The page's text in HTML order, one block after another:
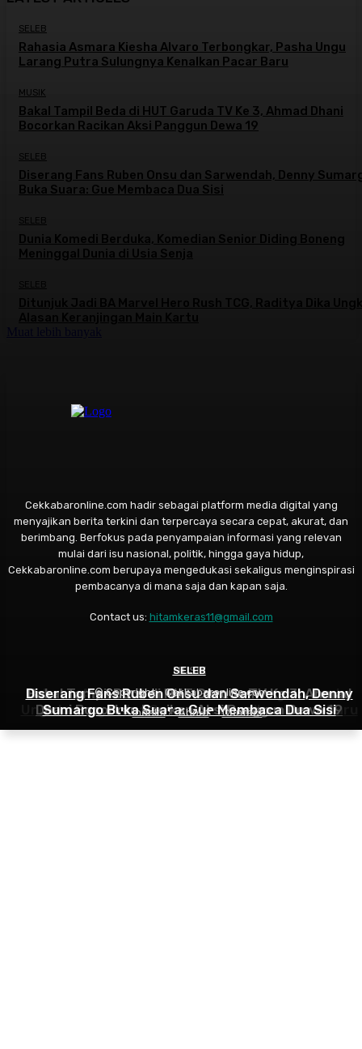
SELEB
Rahasia Asmara Kiesha Alvaro Terbongkar, Pasha
Ungu Larang Putra Sulungnya Kenalkan Pacar Baru
MUSIK
Bakal Tampil Beda di HUT Garuda TV Ke 3, Ahmad
Dhani Bocorkan Racikan Aksi Panggun Dewa 19
SELEB
Diserang Fans Ruben Onsu dan Sarwendah, Denny
Sumargo Buka Suara: Gue Membaca Dua Sisi
SELEB
Rahasia Asmara Kiesha Alvaro Terbongkar, Pasha Ungu
Larang Putra Sulungnya Kenalkan Pacar Baru
MUSIK
Bakal Tampil Beda di HUT Garuda TV Ke 3, Ahmad Dhani
Bocorkan Racikan Aksi Panggun Dewa 19
SELEB
Diserang Fans Ruben Onsu dan Sarwendah, Denny
Buka Suara: Gue Membaca Dua Sisi
SELEB
Dunia Komedi Berduka, Komedian Senior Diding Boneng
Meninggal Dunia di Usia Senja
Cekkabaronline.com hadir sebagai platform media digital yang
menyajikan berita terkini dan terpercaya secara cepat, akurat, dan
berimbang. Berfokus pada penyampaian informasi yang relevan
mulai dari isu nasional, politik, hingga gaya hidup,
Cekkabaronline.com berupaya mengedukasi sekaligus menginspirasi
pembacanya di mana saja dan kapan saja.
Contact us: hitamkeras11@gmail.com
© Copyright - Cekkabaronline.com
Indeks
About Contact